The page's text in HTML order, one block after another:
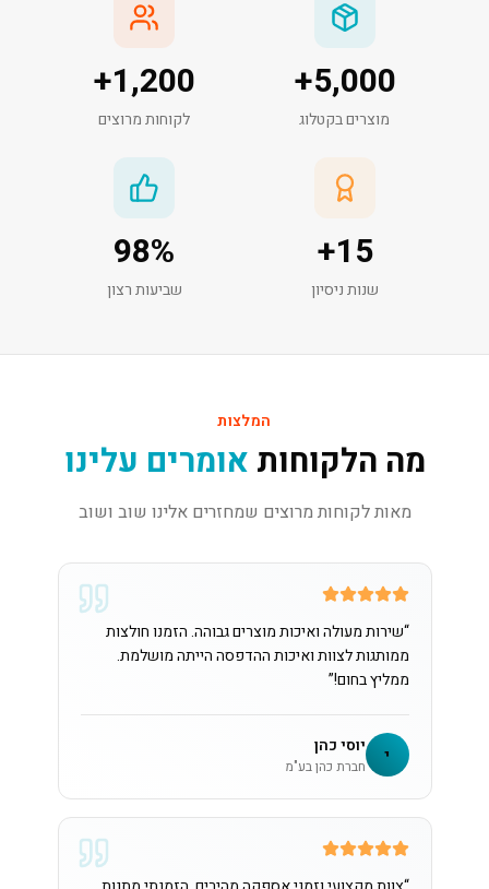
5,000
+
מוצרים בקטלוג
1,200
+
לקוחות מרוצים
15
+
שנות ניסיון
98%
שביעות רצון
המלצות
מה הלקוחות אומרים עלינו
מאות לקוחות מרוצים שמחזרים אלינו שוב ושוב
“שירות מעולה ואיכות מוצרים גבוהה. הזמנו חולצות
ממותגות לצוות ואיכות ההדפסה הייתה מושלמת.
ממליץ בחום!”
י יוסי כהן
חברת כהן בע"מ